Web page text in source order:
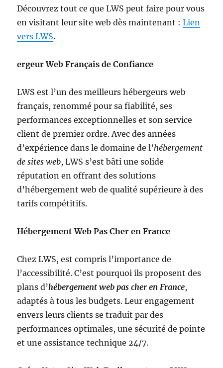
Découvrez tout ce que LWS peut faire pour vous
en visitant leur site web dès maintenant :Lien
vers LWS.
ergeur Web Français de Confiance
LWS est l’un des meilleurs hébergeurs web
français, renommé pour sa fiabilité, ses
performances exceptionnelles et son service
client de premier ordre. Avec des années
d’expérience dans le domaine de l’hébergement
de sites web, LWS s’est bâti une solide
réputation en offrant des solutions
d’hébergement web de qualité supérieure à des
tarifs compétitifs.
Hébergement Web Pas Cher en France
Chez LWS, est compris l’importance de
l’accessibilité. C’est pourquoi ils proposent des
plans d’hébergement web pas cher en France,
adaptés à tous les budgets. Leur engagement
envers leurs clients se traduit par des
performances optimales, une sécurité de pointe
et une assistance technique 24/7.